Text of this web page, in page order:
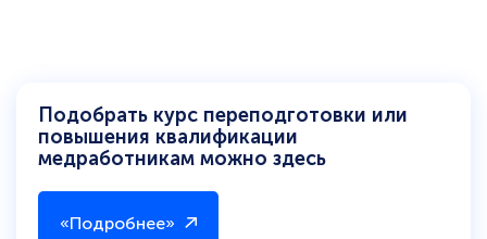
Подобрать курс переподготовки или
повышения квалификации
медработникам можно здесь
«Подробнее»